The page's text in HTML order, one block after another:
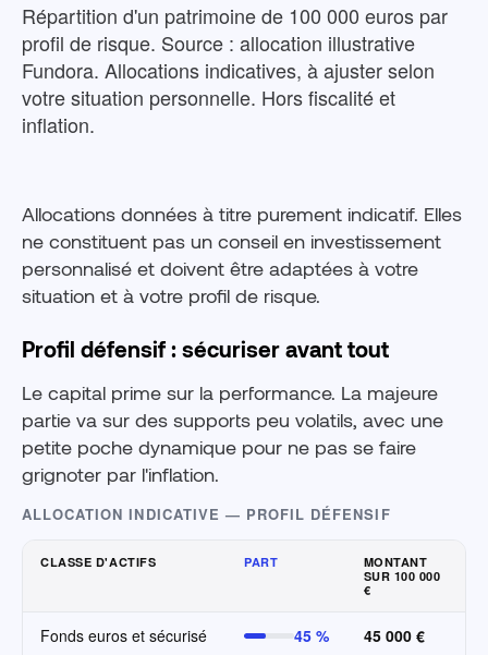
Répartition d'un patrimoine de 100 000 euros par
profil de risque. Source : allocation illustrative
Fundora. Allocations indicatives, à ajuster selon
votre situation personnelle. Hors fiscalité et
inflation.
Allocations données à titre purement indicatif. Elles
ne constituent pas un conseil en investissement
personnalisé et doivent être adaptées à votre
situation et à votre profil de risque.
Profil défensif : sécuriser avant tout
Le capital prime sur la performance. La majeure
partie va sur des supports peu volatils, avec une
petite poche dynamique pour ne pas se faire
grignoter par l'inflation.
ALLOCATION INDICATIVE — PROFIL DÉFENSIF
CLASSE D'ACTIFS PART
MONTANT
SUR 100 000
€
Fonds euros et sécurisé 45 % 45 000 €